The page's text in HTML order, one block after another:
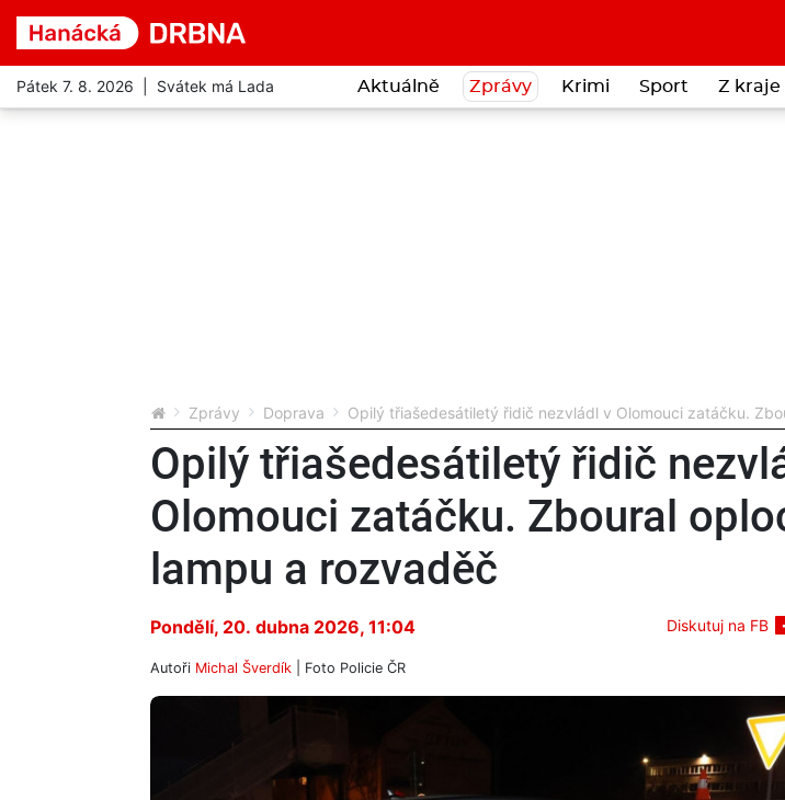
Pátek 7. 8. 2026 | Svátek má Lada Aktuálně Zprávy Krimi Sport Z kraje
Zprávy Doprava Opilý třiašedesátiletý řidič nezvládl v Olomouci zatáčku.
Opilý třiašedesátiletý řidič
Olomouci zatáčku. Zboural
lampu a rozvaděč
Pondělí, 20. dubna 2026, 11:04 Diskutuj na FB
Autoři Michal Šverdík | Foto Policie ČR